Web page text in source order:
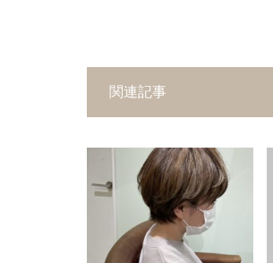
関連記事